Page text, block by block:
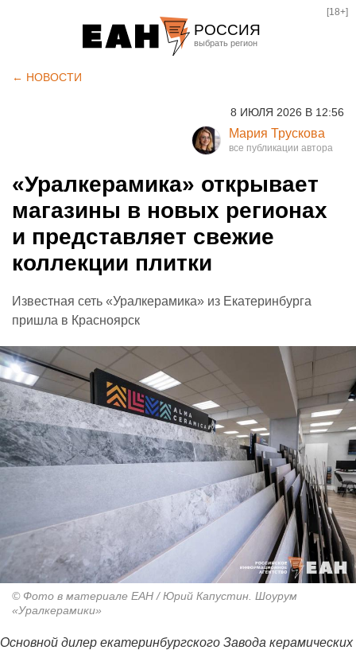
РОССИЯ
Курган
Оренбург
[18+]
← НОВОСТИ
8 ИЮЛЯ 2026 В 12:56
Мария Трускова
«Уралкерамика» открывает
магазины в новых регионах
и представляет свежие
коллекции плитки
Известная сеть «Уралкерамика» из Екатеринбурга
пришла в Красноярск
© Фото в материале ЕАН / Юрий Капустин. Шоурум
«Уралкерамики»
Основной дилер екатеринбургского Завода керамических